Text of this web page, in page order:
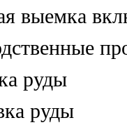
выемка
руды
руды